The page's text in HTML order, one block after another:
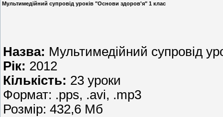
Мультимедійний супровід уроків "Основи здоров'я" 1 клас
Назва: Мультимедійний супровід
Рік: 2012
Кількість: 23 уроки
Формат: .pps, .avi, .mp3
Розмір: 432,6 Мб